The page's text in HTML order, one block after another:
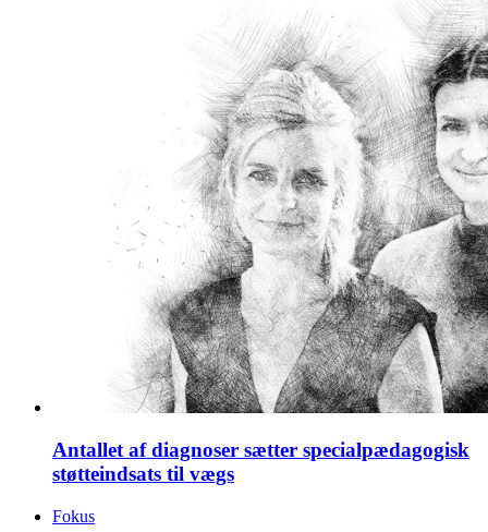
Antallet af diagnoser sætter specialpædagogisk
støtteindsats til vægs
Fokus